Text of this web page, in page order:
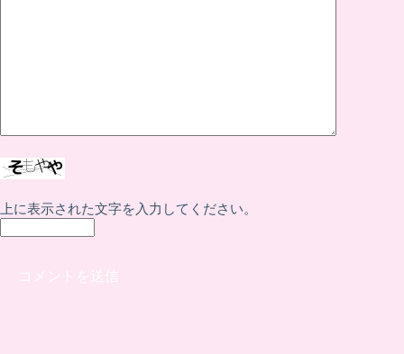
上に表示された文字を入力してください。
コメントを送信